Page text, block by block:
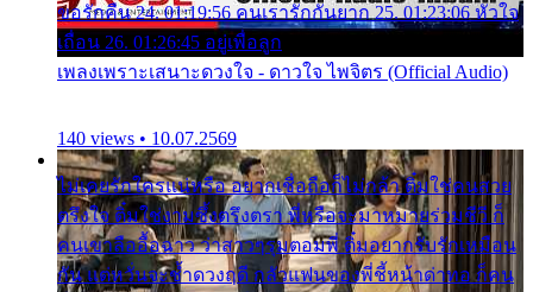
ขอรักคืน 24. 01:19:56 คนเรารักกันยาก 25. 01:23:06 หัวใจ
เถื่อน 26. 01:26:45 อยู่เพื่อลูก
เพลงเพราะเสนาะดวงใจ - ดาวใจ ไพจิตร (Official Audio)
140 views • 10.07.2569
ไม่เคยรักใครแน่หรือ อยากเชื่อถือก็ไม่กล้า ติ๋มใช่คนสวย
ตรึงใจ ติ๋มใช่งามซึ้งตรึงตรา พี่หรือจะมาหมายร่วมชีวี ก็
คนเขาลืออื้อฉาว ว่าสาวๆรุมตอมพี่ ติ๋มอยากรับรักเหมือน
กัน แต่หวั่นจะช้ำดวงฤดี กลัวแฟนของพี่ชี้หน้าด่าทอ ก็คน